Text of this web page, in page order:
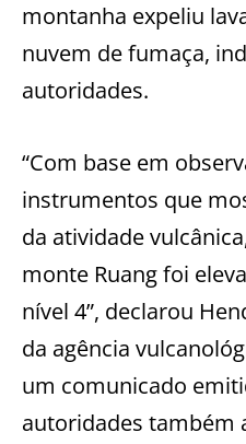
montanha expeliu
nuvem de fumaça,
autoridades.
“Com base em
instrumentos que
da atividade
monte Ruang foi
nível 4”, declarou
da agência
um comunicado
autoridades também